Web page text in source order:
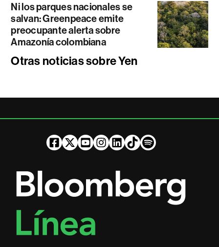
Ni los parques nacionales se
salvan: Greenpeace emite
preocupante alerta sobre
Amazonía colombiana
Otras noticias sobre Yen